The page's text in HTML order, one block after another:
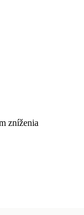
zníženia